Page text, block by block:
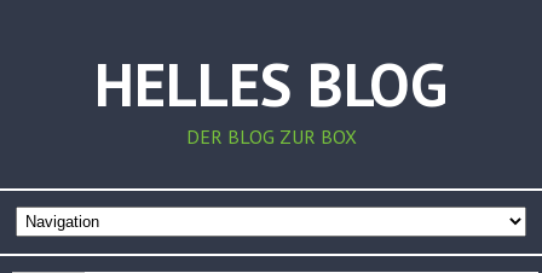
HELLES BLOG
DER BLOG ZUR BOX